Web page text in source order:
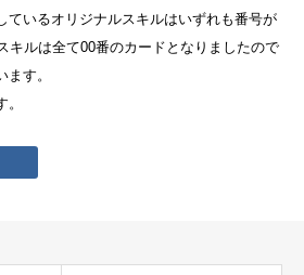
ているオリジナルスキルはいずれも番号が
キルは全て00番のカードとなりましたので
す。